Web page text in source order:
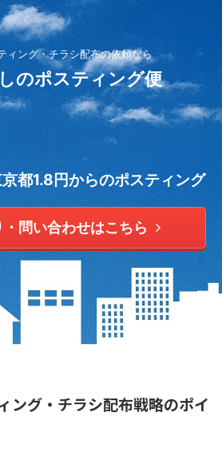
ィング・チラシ配布の依頼なら
のポスティング便
都1.8円からのポスティング
・問い合わせはこちら
ング・チラシ配布戦略のポイ